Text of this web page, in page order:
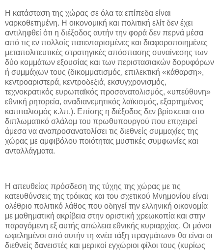
Η κατάσταση της χώρας σε όλα τα επίπεδα είναι
ναρκοθετημένη. Η οικονομική και πολιτική ελίτ δεν έχει
αντιληφθεί ότι η διέξοδος αυτήν την φορά δεν περνά μέσα
από τις εν πολλοίς πατενταρισμένες και διαφοροποιημένες
μεταπολιτευτικές στρατηγικές απόσπασης συναίνεσης των
δύο κομμάτων εξουσίας και των περιστασιακών δορυφόρων
ή συμμάχων τους (δικομματισμός, επιλεκτική «κάθαρση»,
κεντροαριστερά, κεντροδεξιά, εκσυγχρονισμός,
τεχνοκρατικός ευρωπαϊκός προσανατολισμός, «υπεύθυνη»
εθνική ρητορεία, αναδιανεμητικός λαϊκισμός, εξαρτημένος
καπιταλισμός κ.λπ.). Επίσης η διέξοδος δεν βρίσκεται στο
διπλωματικό σλάλομ του πρωθυπουργού που επιχειρεί
άμεσα να αναπροσανατολίσει τις διεθνείς συμμαχίες της
χώρας με αμφιβόλου ποιότητας μυστικές συμφωνίες και
ανταλλάγματα.
Η απευθείας πρόσδεση της τύχης της χώρας με τις
κατευθύνσεις της τρόικας και του σχετικού Μνημονίου είναι
ολέθριο πολιτικό λάθος που οδηγεί την ελληνική οικονομία
με μαθηματική ακρίβεια στην οριστική χρεωκοπία και στην
παραγόμενη εξ αυτής απώλεια εθνικής κυριαρχίας. Οι μόνοι
ωφελημένοι από αυτήν τη «νέα τάξη πραγμάτων» θα είναι οι
διεθνείς δανειστές και μερικοί εγχώριοι φίλοι τους (κυρίως